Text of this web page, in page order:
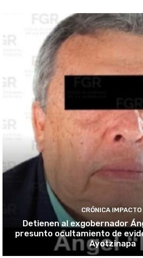
CRÓNICA IMPACTO
Detienen al exgobernador
presunto ocultamiento de
Ayotzinapa